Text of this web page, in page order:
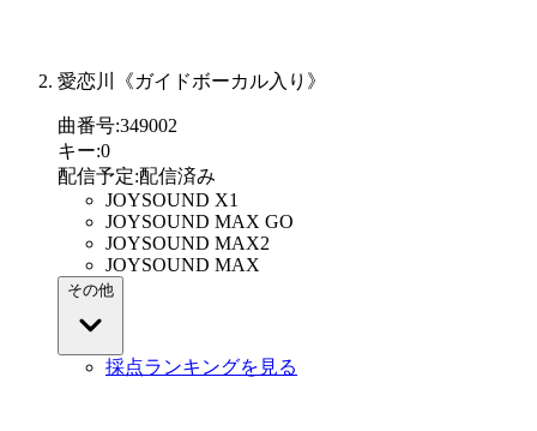
愛恋川《ガイドボーカル入り》
曲番号:349002
キー:0
配信予定:配信済み
JOYSOUND X1
JOYSOUND MAX GO
JOYSOUND MAX2
JOYSOUND MAX
その他
採点ランキングを見る